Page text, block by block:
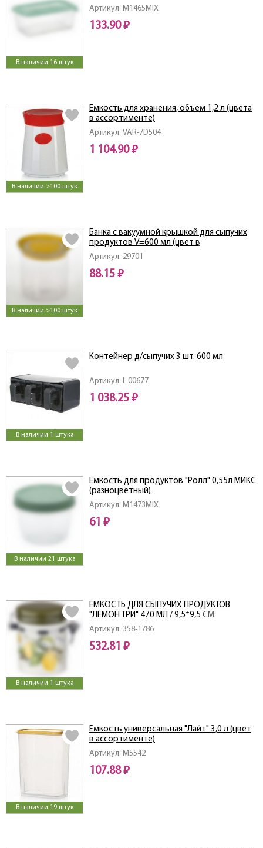
В наличии 16 штук
Артикул: M1465MIX
133.90 ₽
В наличии >100 штук
Артикул: VAR-7D504
Емкость для хранения, объем 1,2 л (цвета
в ассортименте)
1 104.90 ₽
В наличии >100 штук
Артикул: 29701
Банка с вакуумной крышкой для сыпучих
продуктов V=600 мл (цвет в
ассортименте)
88.15 ₽
В наличии 1 штука
Артикул: L-00677
Контейнер д/сыпучих 3 шт. 600 мл
1 038.25 ₽
В наличии 21 штука
Артикул: M1473MIX
Емкость для продуктов "Ролл" 0,55л МИКС
(разноцветный)
61 ₽
В наличии 1 штука
Артикул: 358-1786
ЕМКОСТЬ ДЛЯ СЫПУЧИХ ПРОДУКТОВ
"ЛЕМОН ТРИ" 470 МЛ / 9,5*9,5 СМ.
ВЫСОТА=13 СМ
532.81 ₽
В наличии 19 штук
Артикул: M5542
Ёмкость универсальная "Лайт" 3,0 л (цвет
в ассортименте)
107.88 ₽